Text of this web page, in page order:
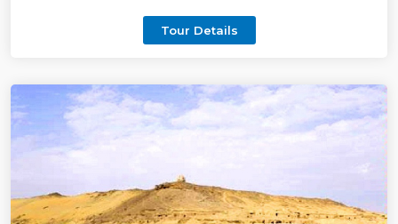
Tour Details